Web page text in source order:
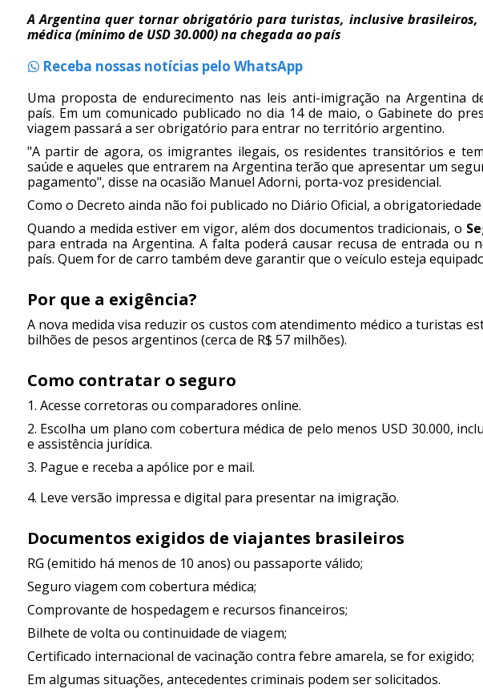
A Argentina quer tornar obrigatório para turistas, inclusive brasileiros,
médica (mínimo de USD 30.000) na chegada ao país
Receba nossas notícias pelo WhatsApp
Uma proposta de endurecimento nas leis anti-imigração na Argentina
país. Em um comunicado publicado no dia 14 de maio, o Gabinete do
viagem passará a ser obrigatório para entrar no território argentino.
"A partir de agora, os imigrantes ilegais, os residentes transitórios e
saúde e aqueles que entrarem na Argentina terão que apresentar um
pagamento", disse na ocasião Manuel Adorni, porta-voz presidencial.
Como o Decreto ainda não foi publicado no Diário Oficial, a
Quando a medida estiver em vigor, além dos documentos tradicionais, o
para entrada na Argentina. A falta poderá causar recusa de entrada ou
país. Quem for de carro também deve garantir que o veículo esteja
Por que a exigência?
A nova medida visa reduzir os custos com atendimento médico a turistas
bilhões de pesos argentinos (cerca de R$ 57 milhões).
Como contratar o seguro
1. Acesse corretoras ou comparadores online.
2. Escolha um plano com cobertura médica de pelo menos USD 30.000,
e assistência jurídica.
3. Pague e receba a apólice por e mail.
4. Leve versão impressa e digital para presentar na imigração.
Documentos exigidos de viajantes brasileiros
RG (emitido há menos de 10 anos) ou passaporte válido;
Seguro viagem com cobertura médica;
Comprovante de hospedagem e recursos financeiros;
Bilhete de volta ou continuidade de viagem;
Certificado internacional de vacinação contra febre amarela, se for exigido;
Em algumas situações, antecedentes criminais podem ser solicitados.